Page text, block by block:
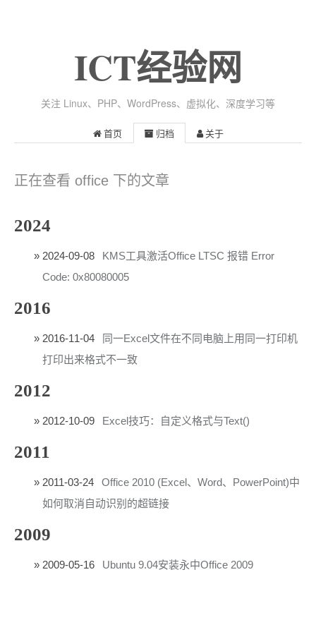
ICT经验网
关注 Linux、PHP、WordPress、虚拟化、深度学习等
首页 归档 关于
正在查看 office 下的文章
2024
2024-09-08
KMS工具激活Office LTSC 报错 Error
Code: 0x80080005
2016
2016-11-04
同一Excel文件在不同电脑上用同一打印机
打印出来格式不一致
2012
2012-10-09 Excel技巧：自定义格式与Text()
2011
2011-03-24
Office 2010 (Excel、Word、PowerPoint)中
如何取消自动识别的超链接
2009
2009-05-16 Ubuntu 9.04安装永中Office 2009